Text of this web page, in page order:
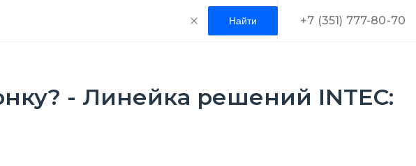
+7 (351) 777-80-70
- Линейка решений INTEC: